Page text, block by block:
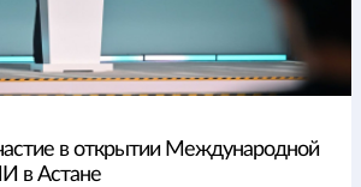
в открытии Международной
в Астане